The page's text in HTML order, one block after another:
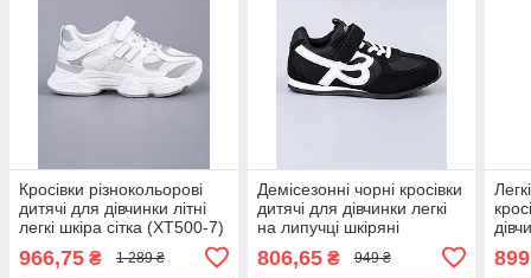
Кросівки різнокольорові
дитячі для дівчинки літні
легкі шкіра сітка (XT500-7)
966,75 ₴ 1 289 ₴
Демісезонні чорні кросівки
дитячі для дівчинки легкі
на липучці шкіряні
806,65₴ 949 ₴